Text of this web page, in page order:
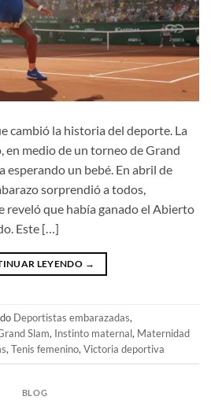
cambió la historia del deporte. La
en medio de un torneo de Grand
esperando un bebé. En abril de
sorprendió a todos,
reveló que había ganado el Abierto
Este […]
LEYENDO →
Deportistas embarazadas,
Slam, Instinto maternal, Maternidad
, Tenis femenino, Victoria deportiva
BLOG